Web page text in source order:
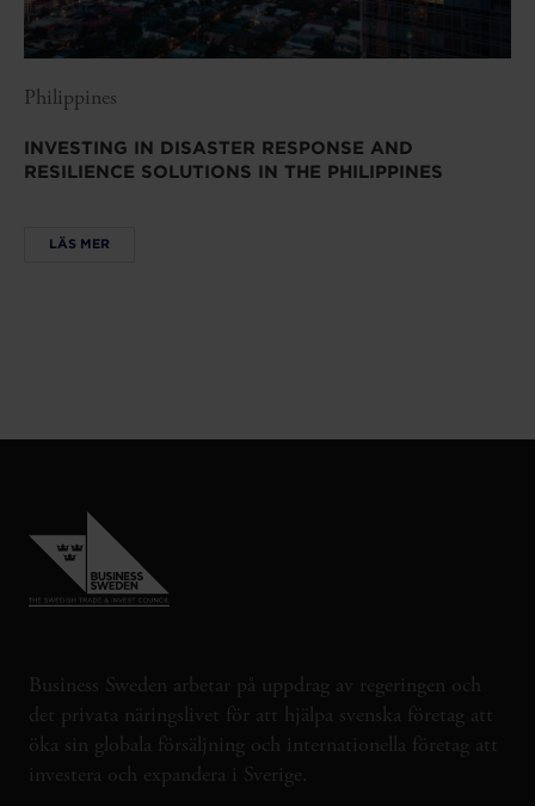
Philippines
INVESTING IN DISASTER RESPONSE AND
RESILIENCE SOLUTIONS IN THE PHILIPPINES
LÄS MER
Business Sweden arbetar på uppdrag av regeringen och
det privata näringslivet för att hjälpa svenska företag att
öka sin globala försäljning och internationella företag att
investera och expandera i Sverige.